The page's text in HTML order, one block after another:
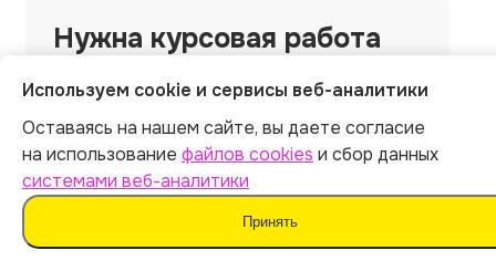
Нужна курсовая работа
ИИ и шаблонов?
Закажите у профессиональных экспертов
Work5
🎁 10% скидка по промокоду ARCY10
Используем cookie и сервисы веб-аналитики
Оставаясь на нашем сайте, вы даете согласие
на использование файлов cookies и сбор данных
системами веб-аналитики
Принять